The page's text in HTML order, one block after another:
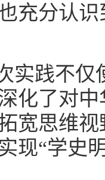
充分认
实践不仅
化了对
宽思维
现“学史